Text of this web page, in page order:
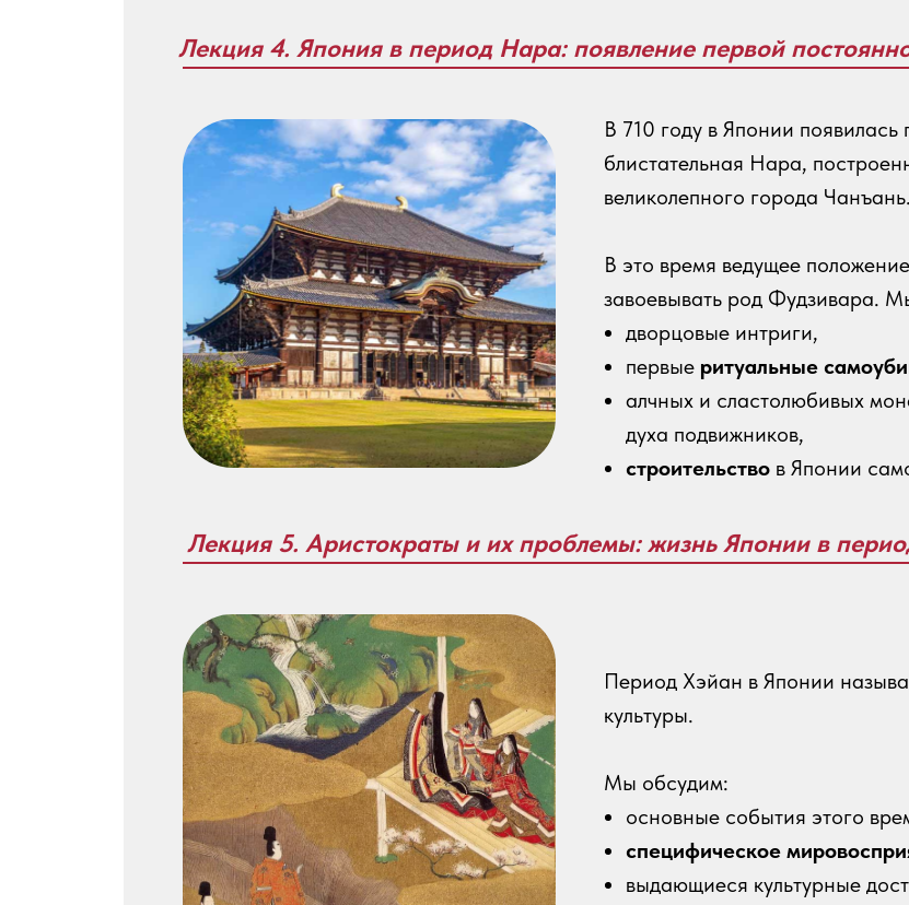
Лекция 4. Япония в период Нара: появление первой
В 710 году в Японии
блистательная Нара,
великолепного города Чанъань.
В это время ведущее
завоевывать род Фудзивара.
дворцовые интриги,
первые ритуальные
алчных и сластолюбивых
духа подвижников,
строительство в Японии
Лекция 5. Аристократы и их проблемы: жизнь Японии в
Период Хэйан в Японии
культуры.
Мы обсудим:
основные события этого
специфическое
выдающиеся культурные